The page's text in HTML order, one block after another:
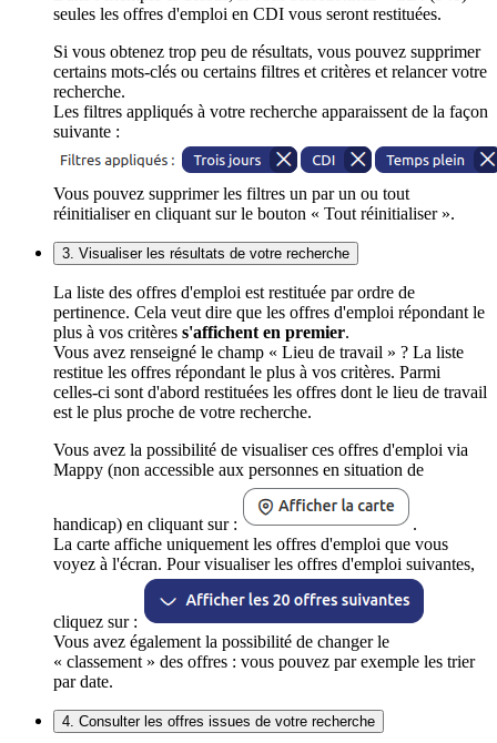
seules les offres d'emploi en CDI vous seront restituées.
Si vous obtenez trop peu de résultats, vous pouvez supprimer
certains mots-clés ou certains filtres et critères et relancer votre
recherche.
Les filtres appliqués à votre recherche apparaissent de la façon
suivante :
Vous pouvez supprimer les filtres un par un ou tout
réinitialiser en cliquant sur le bouton « Tout réinitialiser ».
3. Visualiser les résultats de votre recherche
La liste des offres d'emploi est restituée par ordre de
pertinence. Cela veut dire que les offres d'emploi répondant le
plus à vos critères s'affichent en premier.
Vous avez renseigné le champ « Lieu de travail » ? La liste
restitue les offres répondant le plus à vos critères. Parmi
celles-ci sont d'abord restituées les offres dont le lieu de travail
est le plus proche de votre recherche.
Vous avez la possibilité de visualiser ces offres d'emploi via
Mappy (non accessible aux personnes en situation de
handicap) en cliquant sur :
.
La carte affiche uniquement les offres d'emploi que vous
voyez à l'écran. Pour visualiser les offres d'emploi suivantes,
cliquez sur :
Vous avez également la possibilité de changer le
« classement » des offres : vous pouvez par exemple les trier
par date.
4. Consulter les offres issues de votre recherche